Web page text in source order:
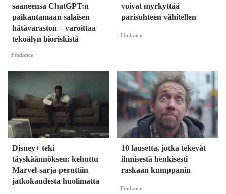
saaneensa ChatGPT:n
paikantamaan salaisen
hätävaraston – varoittaa
tekoälyn bioriskistä
Findance
voivat myrkyttää
parisuhteen vähitellen
Findance
Disney+ teki
täyskäännöksen: kehuttu
Marvel-sarja peruttiin
jatkokaudesta huolimatta
10 lausetta, jotka tekevät
ihmisestä henkisesti
raskaan kumppanin
Findance